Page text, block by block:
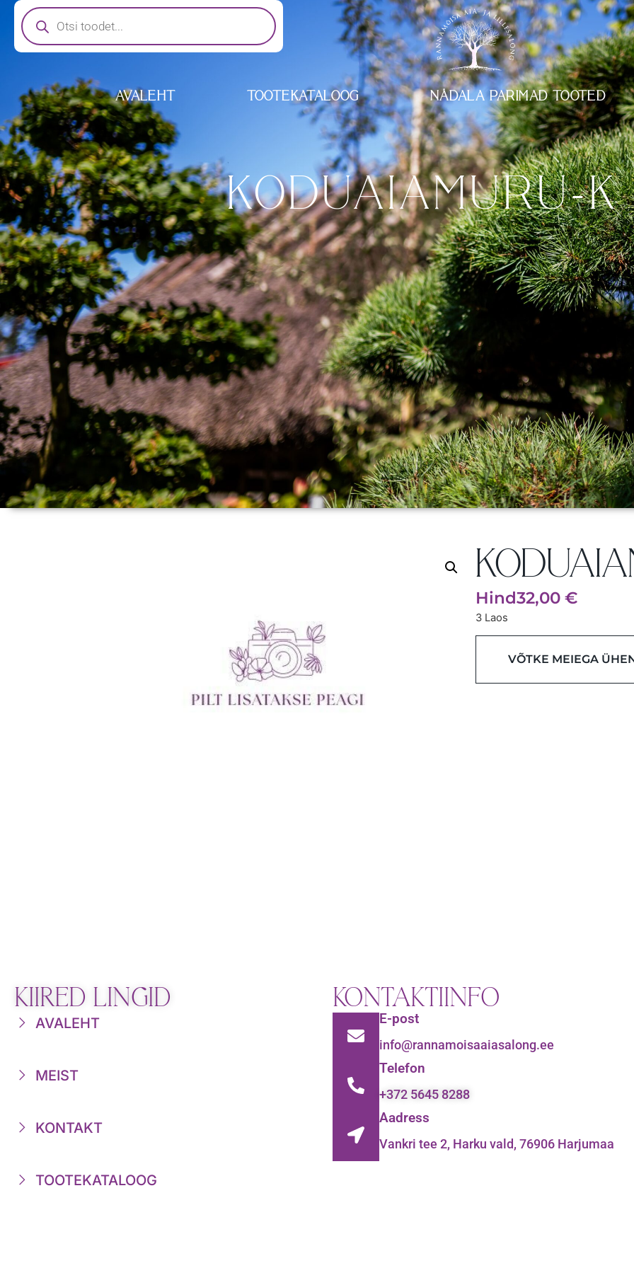
AVALEHT TOOTEKATALOOG NÄDALA PARIMAD TOOTED
KODUAIAMURU-K
Hind32,00 €
3 Laos
VÕTKE MEIEGA
KIIRED LINGID
AVALEHT
MEIST
KONTAKT
TOOTEKATALOOG
KONTAKTIINFO
E-post
info@rannamoisaaiasalong.ee
Telefon
+372 5645 8288
Aadress
Vankri tee 2, Harku vald, 76906 Harjumaa